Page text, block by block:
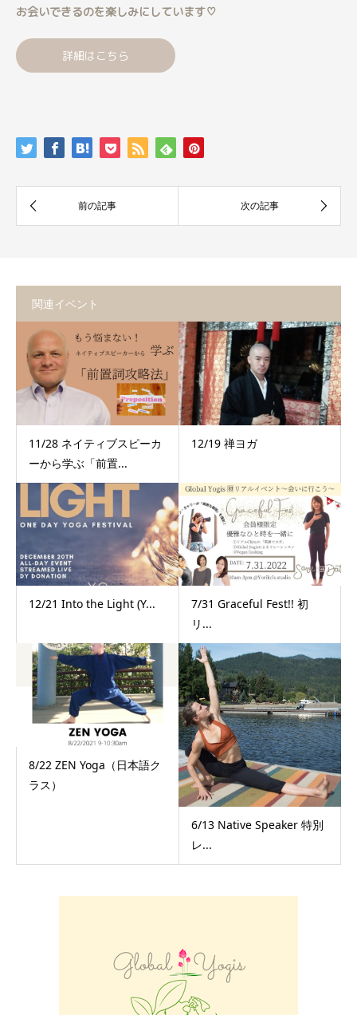
お会いできるのを楽しみにしています♡
詳細はこちら
関連イベント
11/28 ネイティブスピーカ
ーから学ぶ「前置...
12/19 禅ヨガ
12/21 Into the Light (Y...
7/31 Graceful Fest!! 初
リ...
8/22 ZEN Yoga（日本語ク
ラス）
6/13 Native Speaker 特別
レ...